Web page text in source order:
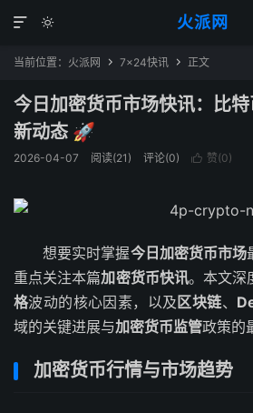
火派网


当前位置： 火派网  7×24快讯  正文
今日加密货币市场快讯：比
新动态 🚀
2026-04-07 阅读(21) 评论(0)  赞(0)
想要实时掌握今日加密货币市场
重点关注本篇加密货币快讯。本文深
格波动的核心因素，以及 区块链、
域的关键进展与加密货币监管政策的
加密货币行情与市场趋势